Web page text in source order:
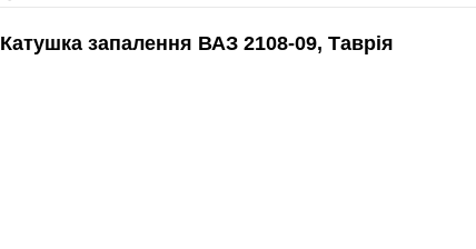
Катушка запалення ВАЗ 2108-09, Таврія